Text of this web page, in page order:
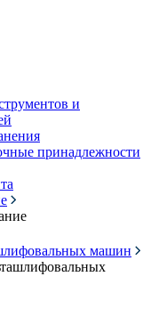
и
принадлежности
машин